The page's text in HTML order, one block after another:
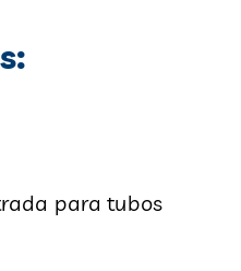
para tubos